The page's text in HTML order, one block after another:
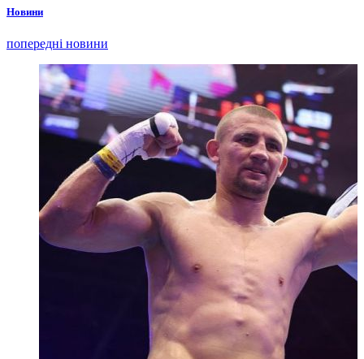
Новини
попередні новини